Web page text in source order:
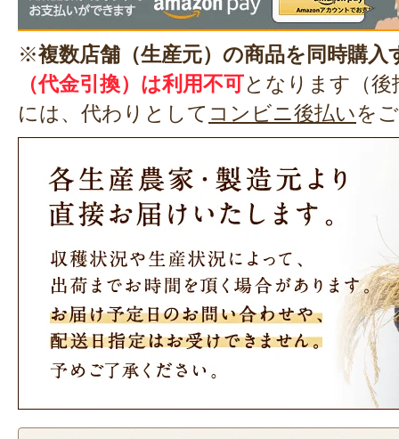
※複数店舗（生産元）の商品を同時購入
（代金引換）は利用不可 となります（
には、代わりとして コンビニ後払いを